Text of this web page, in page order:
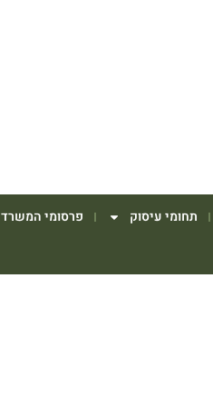
תחומי עיסוק פרסומי המשרד